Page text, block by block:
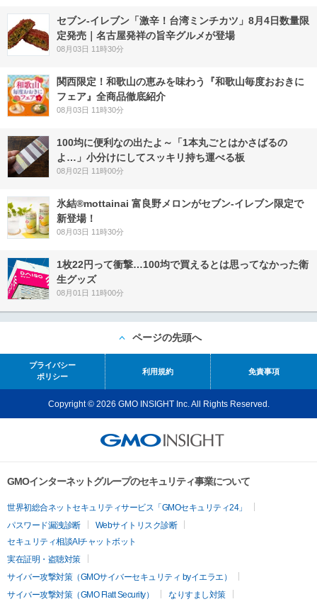
セブン-イレブン「激辛！台湾ミンチカツ」8月4日数量限
定発売｜名古屋発祥の旨辛グルメが登場
08月03日 11時30分
関西限定！和歌山の恵みを味わう『和歌山毎度おおきに
フェア』全商品徹底紹介
08月03日 11時30分
100均に便利なの出たよ～「1本丸ごとはかさばるの
よ…」小分けにしてスッキリ持ち運べる板
08月02日 11時00分
氷結®mottainai 富良野メロンがセブン‐イレブン限定で
新登場！
08月03日 11時30分
1枚22円って衝撃…100均で買えるとは思ってなかった衛
生グッズ
08月01日 11時00分
ページの先頭へ
プライバシー
ポリシー
利用規約 免責事項
Copyright © 2026 GMO INSIGHT Inc. All Rights Reserved.
GMOインターネットグループのセキュリティ事業について
世界初総合ネットセキュリティサービス「GMOセキュリティ24」
パスワード漏洩診断
Webサイトリスク診断
セキュリティ相談AIチャットボット
実在証明・盗聴対策
サイバー攻撃対策（GMOサイバーセキュリティ byイエラエ）
サイバー攻撃対策（GMO Flatt Security）
なりすまし対策